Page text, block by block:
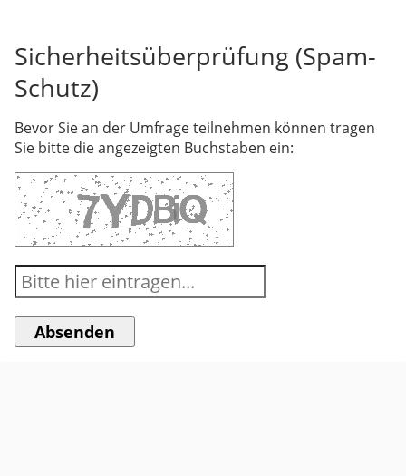
Sicherheitsüberprüfung (Spam-
Schutz)
Bevor Sie an der Umfrage teilnehmen können tragen
Sie bitte die angezeigten Buchstaben ein: